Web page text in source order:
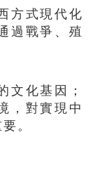
方式現代化
過戰爭、殖
化基因；
，對實現中
。